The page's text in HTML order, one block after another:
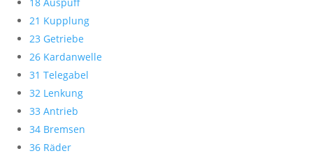
21 Kupplung
23 Getriebe
26 Kardanwelle
31 Telegabel
32 Lenkung
33 Antrieb
34 Bremsen
36 Räder